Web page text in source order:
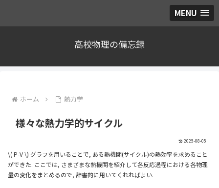
MENU
高校物理の備忘録
ホーム 熱力学
様々な熱力学的サイクル
2025-08-05
\( P-V \) グラフを用いることで, ある熱機関(サイクル)の熱効率を求めること
ができた. ここでは, さまざまな熱機関を紹介して各反応過程における各物理
量の変化をまとめるので, 辞書的に用いてくれればよい.